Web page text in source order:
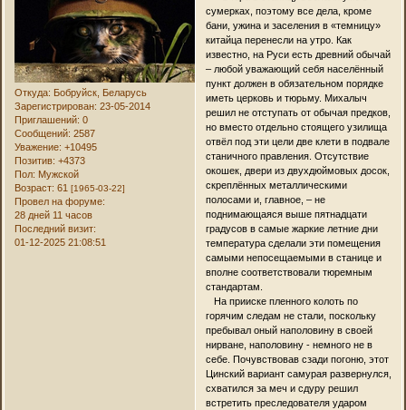
Откуда: Бобруйск, Беларусь
Зарегистрирован: 23-05-2014
Приглашений: 0
Сообщений: 2587
Уважение: +10495
Позитив: +4373
Пол: Мужской
Возраст: 61[1965-03-22]
Провел на форуме:
28 дней 11 часов
Последний визит:
01-12-2025 21:08:51
сумерках, поэтому все дела, кроме
бани, ужина и заселения в «темницу»
китайца перенесли на утро. Как
известно, на Руси есть древний обычай
– любой уважающий себя населённый
пункт должен в обязательном порядке
иметь церковь и тюрьму. Михалыч
решил не отступать от обычая предков,
но вместо отдельно стоящего узилища
отвёл под эти цели две клети в подвале
станичного правления. Отсутствие
окошек, двери из двухдюймовых досок,
скреплённых металлическими
полосами и, главное, – не
поднимающаяся выше пятнадцати
градусов в самые жаркие летние дни
температура сделали эти помещения
самыми непосещаемыми в станице и
вполне соответствовали тюремным
стандартам.
На прииске пленного колоть по
горячим следам не стали, поскольку
пребывал оный наполовину в своей
нирване, наполовину - немного не в
себе. Почувствовав сзади погоню, этот
Цинский вариант самурая развернулся,
схватился за меч и сдуру решил
встретить преследователя ударом